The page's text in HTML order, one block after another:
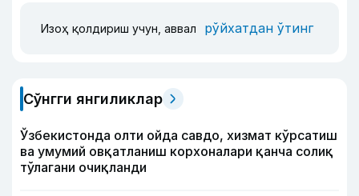
Изоҳ қолдириш учун, аввал рўйхатдан ўтинг
Сўнгги янгиликлар
Ўзбекистонда олти ойда савдо, хизмат кўрсатиш
ва умумий овқатланиш корхоналари қанча солиқ
тўлагани очиқланди